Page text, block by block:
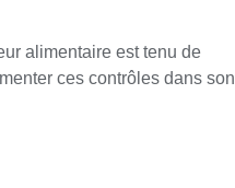
alimentaire est tenu de
ces contrôles dans son